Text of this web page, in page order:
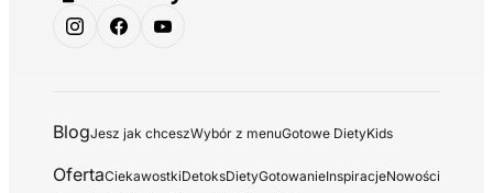
BlogJesz jak chceszWybór z menuGotowe DietyKids
OfertaCiekawostkiDetoksDietyGotowanieInspiracjeNowości